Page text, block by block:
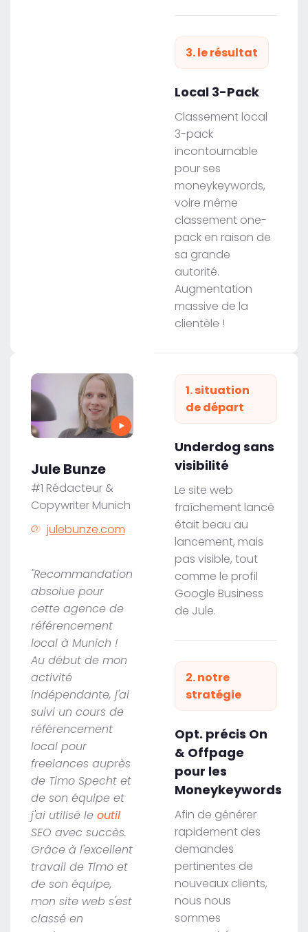
3. le résultat
Local 3-Pack
Classement local
3-pack
incontournable
pour ses
moneykeywords,
voire même
classement one-
pack en raison de
sa grande
autorité.
Augmentation
massive de la
clientèle !
Jule Bunze
#1 Rédacteur &
Copywriter Munich
julebunze.com
"Recommandation
absolue pour
cette agence de
référencement
local à Munich !
Au début de mon
activité
indépendante, j'ai
suivi un cours de
référencement
local pour
freelances auprès
de Timo Specht et
de son équipe et
j'ai utilisé le outil
SEO avec succès.
Grâce à l'excellent
travail de Timo et
de son équipe,
mon site web s'est
classé en
1. situation
de départ
Underdog sans
visibilité
Le site web
fraîchement lancé
était beau au
lancement, mais
pas visible, tout
comme le profil
Google Business
de Jule.
2. notre
stratégie
Opt. précis On
& Offpage
pour les
Moneykeywords
Afin de générer
rapidement des
demandes
pertinentes de
nouveaux clients,
nous nous
sommes